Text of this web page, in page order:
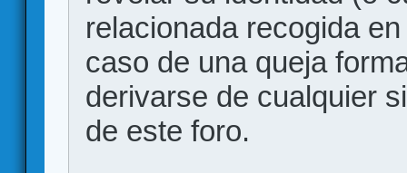
relacionada recogida
caso de una queja
derivarse de cualquier
de este foro.